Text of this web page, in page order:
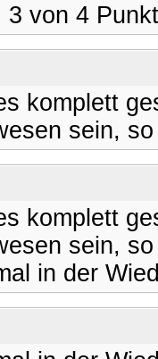
von 4
komplett
sein,
komplett
sein,
in der